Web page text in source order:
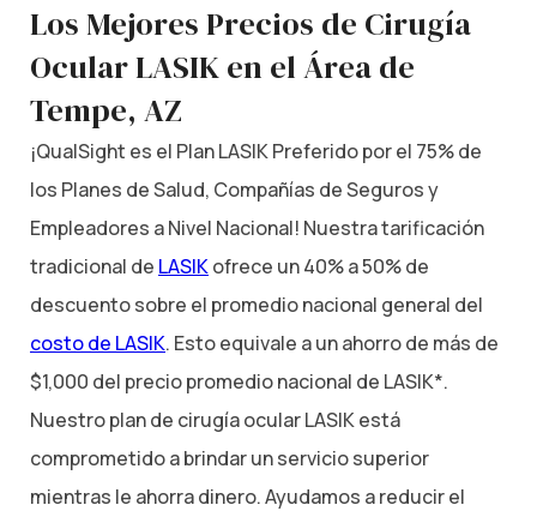
Los Mejores Precios de Cirugía
Ocular LASIK en el Área de
Tempe, AZ
¡QualSight es el Plan LASIK Preferido por el 75% de
los Planes de Salud, Compañías de Seguros y
Empleadores a Nivel Nacional! Nuestra tarificación
tradicional de LASIKofrece un 40% a 50% de
descuento sobre el promedio nacional general del
costo de LASIK. Esto equivale a un ahorro de más de
$1,000 del precio promedio nacional de LASIK*.
Nuestro plan de cirugía ocular LASIK está
comprometido a brindar un servicio superior
mientras le ahorra dinero. Ayudamos a reducir el